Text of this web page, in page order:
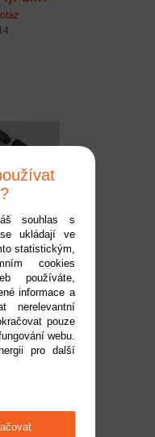
souhlas s
ukládají ve
statistickým,
cookies
používáte,
informace a
nerelevantní
pouze
webu.
pro další